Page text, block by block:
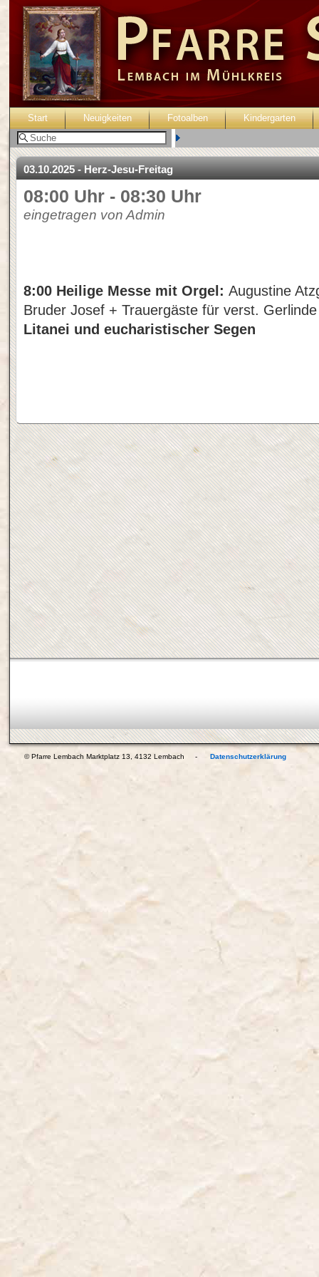
Start Neuigkeiten Fotoalben Kindergarten
03.10.2025 - Herz-Jesu-Freitag
08:00 Uhr - 08:30 Uhr
eingetragen von Admin
8:00 Heilige Messe mit Orgel: Augustine
Bruder Josef + Trauergäste für verst.
Litanei und eucharistischer Segen
© Pfarre Lembach Marktplatz 13, 4132 Lembach - Datenschutzerklärung